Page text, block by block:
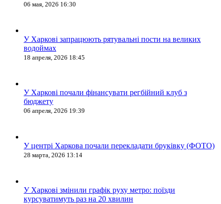
06 мая, 2026 16:30
У Харкові запрацюють рятувальні пости на великих
водоймах
18 апреля, 2026 18:45
У Харкові почали фінансувати регбійний клуб з
бюджету
06 апреля, 2026 19:39
У центрі Харкова почали перекладати бруківку (ФОТО)
28 марта, 2026 13:14
У Харкові змінили графік руху метро: поїзди
курсуватимуть раз на 20 хвилин